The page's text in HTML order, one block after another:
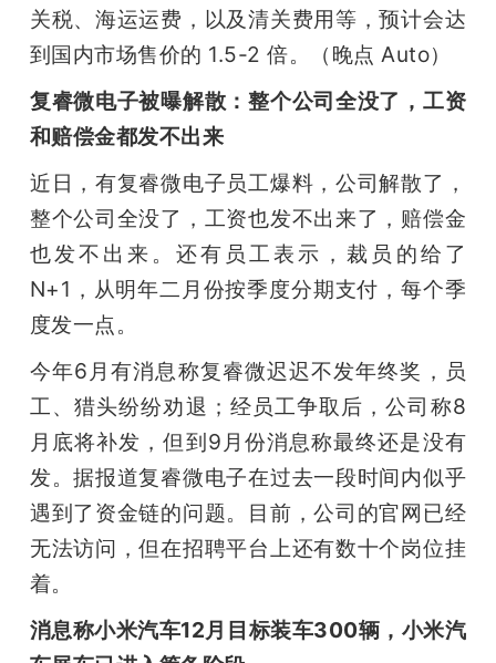
关税、海运运费，以及清关费用等，预计会达
到国内市场售价的 1.5-2 倍。（晚点 Auto）
复睿微电子被曝解散：整个公司全没了，工资
和赔偿金都发不出来
近日，有复睿微电子员工爆料，公司解散了，
整个公司全没了，工资也发不出来了，赔偿金
也发不出来。还有员工表示，裁员的给了
N+1，从明年二月份按季度分期支付，每个季
度发一点。
今年6月有消息称复睿微迟迟不发年终奖，员
工、猎头纷纷劝退；经员工争取后，公司称8
月底将补发，但到9月份消息称最终还是没有
发。据报道复睿微电子在过去一段时间内似乎
遇到了资金链的问题。目前，公司的官网已经
无法访问，但在招聘平台上还有数十个岗位挂
着。
消息称小米汽车12月目标装车300辆，小米汽